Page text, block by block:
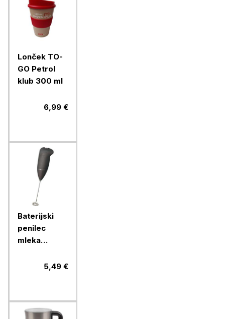
Lonček TO-
GO Petrol
klub 300 ml
6,99 €
Baterijski
penilec
mleka
MS30895,49 €